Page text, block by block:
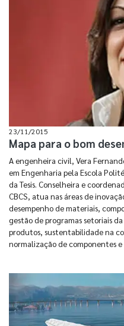
23/11/2015
Mapa para o bom
A engenheira civil, Vera
em Engenharia pela Escola
da Tesis. Conselheira e
CBCS, atua nas áreas de
desempenho de materiais,
gestão de programas setoriais
produtos, sustentabilidade na
normalização de componentes